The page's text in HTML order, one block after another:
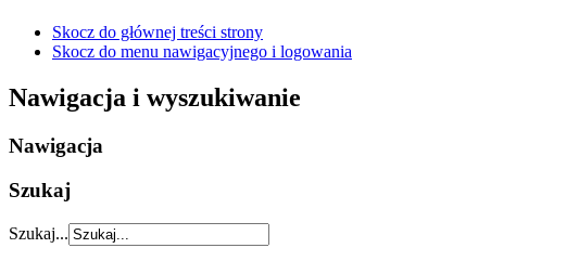
Skocz do głównej treści strony
Skocz do menu nawigacyjnego i logowania
Nawigacja i wyszukiwanie
Nawigacja
Szukaj
Szukaj...